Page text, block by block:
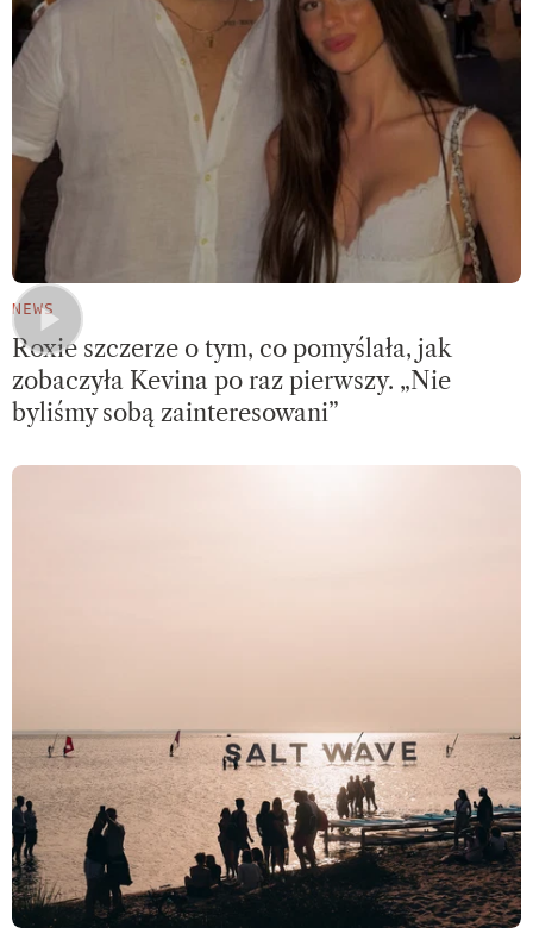
NEWS
Roxie szczerze o tym, co pomyślała, jak
zobaczyła Kevina po raz pierwszy. „Nie
byliśmy sobą zainteresowani”